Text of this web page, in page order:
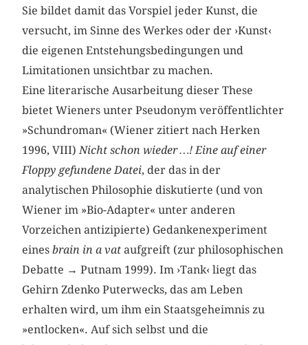
Sie bildet damit das Vorspiel jeder Kunst, die
versucht, im Sinne des Werkes oder der ›Kunst‹
die eigenen Entstehungsbedingungen und
Limitationen unsichtbar zu machen.
Eine literarische Ausarbeitung dieser These
bietet Wieners unter Pseudonym veröffentlichter
»Schundroman« (Wiener zitiert nach Herken
1996, VIII)Nicht schon wieder …! Eine auf einer
Floppy gefundene Datei, der das in der
analytischen Philosophie diskutierte (und von
Wiener im »Bio-Adapter« unter anderen
Vorzeichen antizipierte) Gedankenexperiment
einesbrain in a vat aufgreift (zur philosophischen
Debatte → Putnam 1999). Im ›Tank‹ liegt das
Gehirn Zdenko Puterwecks, das am Leben
erhalten wird, um ihm ein Staatsgeheimnis zu
»entlocken«. Auf sich selbst und die